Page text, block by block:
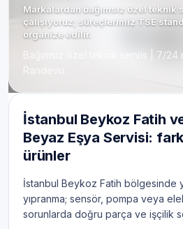
Markalardan bağımsız özel teknik
çalışıyoruz; süreçlerimiz TSE
organize edilir.
Bağımsız özel teknik servis | 7/24
İstanbul Beykoz Fatih
Beyaz Eşya Servisi:
ürünler
İstanbul Beykoz Fatih bölgesinde
yıpranma; sensör, pompa veya
sorunlarda doğru parça ve işçilik